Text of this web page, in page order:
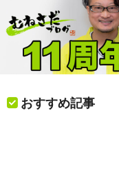
おすすめ記事